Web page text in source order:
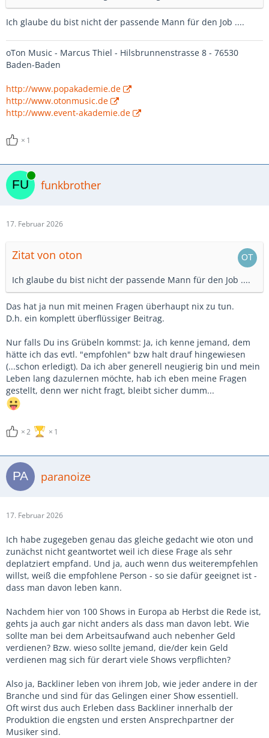
Ich glaube du bist nicht der passende Mann für den Job ....
oTon Music - Marcus Thiel - Hilsbrunnenstrasse 8 - 76530
Baden-Baden
http://www.popakademie.de
http://www.otonmusic.de
http://www.event-akademie.de
1
Online
funkbrother
17. Februar 2026
Zitat von oton
Ich glaube du bist nicht der passende Mann für den Job ....
Das hat ja nun mit meinen Fragen überhaupt nix zu tun.
D.h. ein komplett überflüssiger Beitrag.
Nur falls Du ins Grübeln kommst: Ja, ich kenne jemand, dem
hätte ich das evtl. "empfohlen" bzw halt drauf hingewiesen
(...schon erledigt). Da ich aber generell neugierig bin und mein
Leben lang dazulernen möchte, hab ich eben meine Fragen
gestellt, denn wer nicht fragt, bleibt sicher dumm...
2 1
paranoize
17. Februar 2026
Ich habe zugegeben genau das gleiche gedacht wie oton und
zunächst nicht geantwortet weil ich diese Frage als sehr
deplatziert empfand. Und ja, auch wenn dus weiterempfehlen
willst, weiß die empfohlene Person - so sie dafür geeignet ist -
dass man davon leben kann.
Nachdem hier von 100 Shows in Europa ab Herbst die Rede ist,
gehts ja auch gar nicht anders als dass man davon lebt. Wie
sollte man bei dem Arbeitsaufwand auch nebenher Geld
verdienen? Bzw. wieso sollte jemand, die/der kein Geld
verdienen mag sich für derart viele Shows verpflichten?
Also ja, Backliner leben von ihrem Job, wie jeder andere in der
Branche und sind für das Gelingen einer Show essentiell.
Oft wirst dus auch Erleben dass Backliner innerhalb der
Produktion die engsten und ersten Ansprechpartner der
Musiker sind.